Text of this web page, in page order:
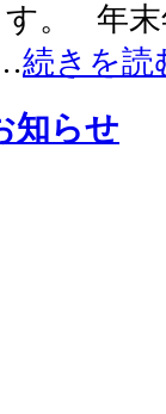
。 年
続きを読
知らせ